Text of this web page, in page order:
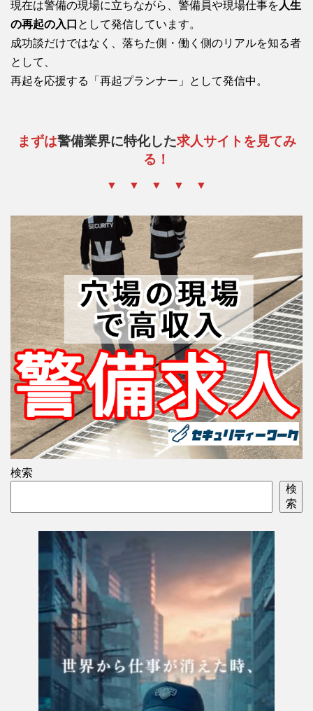
現在は警備の現場に立ちながら、警備員や現場仕事を 人生
の再起の入口 として発信しています。
成功談だけではなく、落ちた側・働く側のリアルを知る者
として、
再起を応援する「再起プランナー」として発信中。
まずは警備業界に特化した求人サイトを見てみ
る！
▼ ▼ ▼ ▼ ▼
検索
検
索